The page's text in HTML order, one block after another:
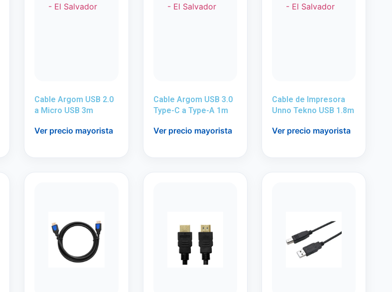
Cable Argom USB 2.0
a Micro USB 3m
Ver precio mayorista
Cable Argom USB 3.0
Type-C a Type-A 1m
Ver precio mayorista
Cable de Impresora
Unno Tekno USB 1.8m
Ver precio mayorista